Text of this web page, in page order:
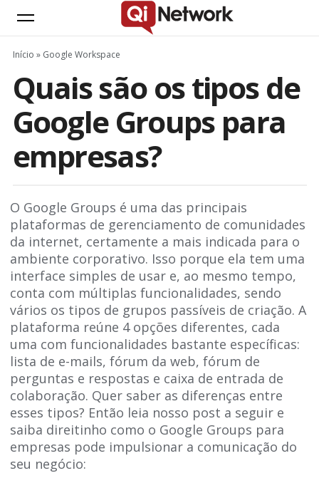
Início » Google Workspace
Quais são os tipos de
Google Groups para
empresas?
O Google Groups é uma das principais
plataformas de gerenciamento de comunidades
da internet, certamente a mais indicada para o
ambiente corporativo. Isso porque ela tem uma
interface simples de usar e, ao mesmo tempo,
conta com múltiplas funcionalidades, sendo
vários os tipos de grupos passíveis de criação. A
plataforma reúne 4 opções diferentes, cada
uma com funcionalidades bastante específicas:
lista de e-mails, fórum da web, fórum de
perguntas e respostas e caixa de entrada de
colaboração. Quer saber as diferenças entre
esses tipos? Então leia nosso post a seguir e
saiba direitinho como o Google Groups para
empresas pode impulsionar a comunicação do
seu negócio: